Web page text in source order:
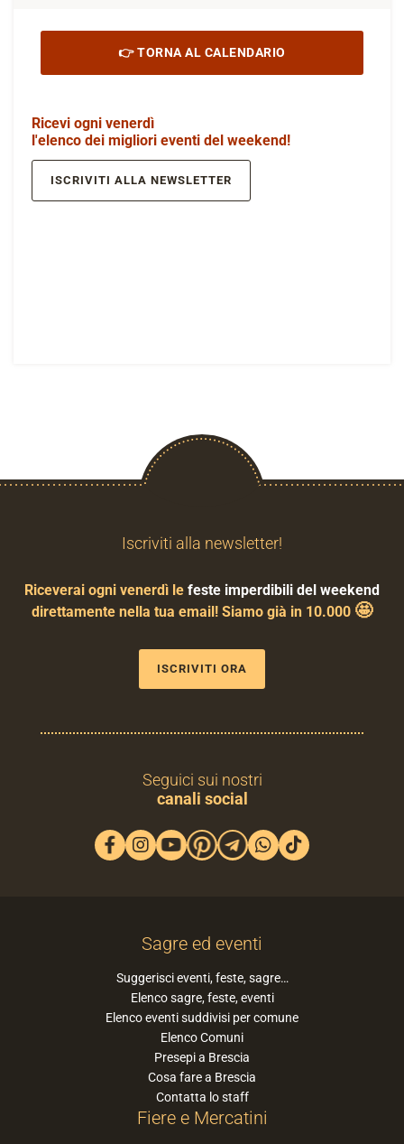
👉 TORNA AL CALENDARIO
Ricevi ogni venerdì
l'elenco dei migliori eventi del weekend!
ISCRIVITI ALLA NEWSLETTER
Iscriviti alla newsletter!
Riceverai ogni venerdì le feste imperdibili del weekend
direttamente nella tua email! Siamo già in 10.000 🤩
ISCRIVITI ORA
Seguici sui nostri
canali social
Sagre ed eventi
Suggerisci eventi, feste, sagre…
Elenco sagre, feste, eventi
Elenco eventi suddivisi per comune
Elenco Comuni
Presepi a Brescia
Cosa fare a Brescia
Contatta lo staff
Fiere e Mercatini